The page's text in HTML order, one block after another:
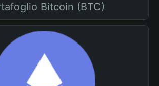
Bitcoin (BTC)